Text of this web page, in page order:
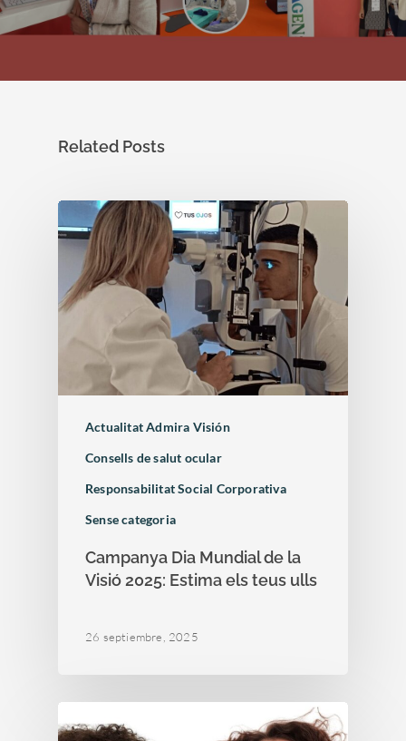
Related Posts
Actualitat Admira Visión
Consells de salut ocular
Responsabilitat Social Corporativa
Sense categoria
Campanya Dia Mundial de la
Visió 2025: Estima els teus ulls
26 septiembre, 2025